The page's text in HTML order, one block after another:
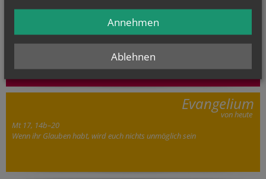
532. Monatswallfahrt
GOTTESDIENSTE
Evangelium
von heute
Mt 17, 14b–20
Wenn ihr Glauben habt, wird euch nichts unmöglich sein
Ablehnen
Annehmen